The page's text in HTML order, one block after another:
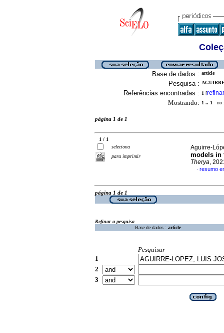
Base de dados : article
Pesquisa :
Referências encontradas : 1 [refinar
Mostrando: 1 .. 1 no
página 1 de 1
1 / 1
seleciona
para imprimir
Aguirre-
models in
Therya,
· resumo
página 1 de 1
Refinar a pesquisa
Base de dados : article
Pesquisar
1
2
3